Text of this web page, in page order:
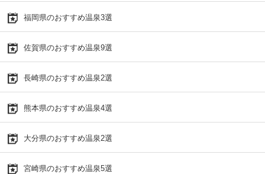
福岡県のおすすめ温泉3選
佐賀県のおすすめ温泉9選
長崎県のおすすめ温泉2選
熊本県のおすすめ温泉4選
大分県のおすすめ温泉2選
宮崎県のおすすめ温泉5選